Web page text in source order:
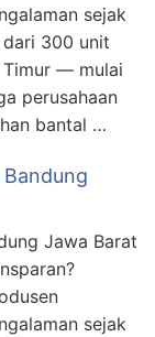
sejak
300 unit
Timur — mulai
perusahaan
bantal …
Jawa Barat
sejak